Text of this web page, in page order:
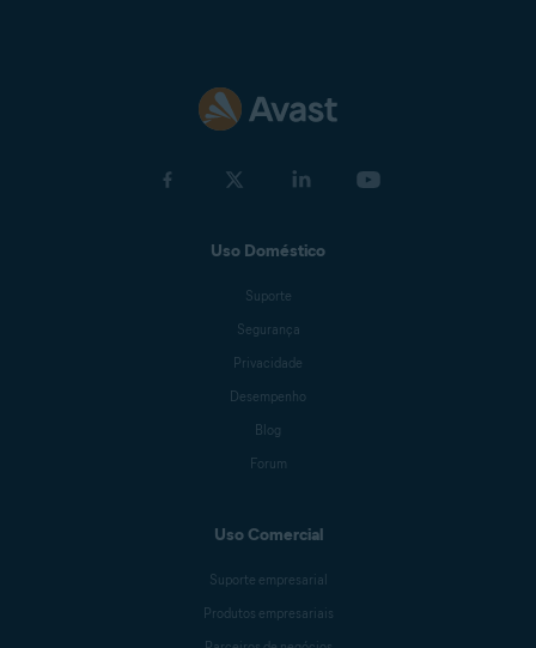
Uso Doméstico
Suporte
Segurança
Privacidade
Desempenho
Blog
Forum
Uso Comercial
Suporte empresarial
Produtos empresariais